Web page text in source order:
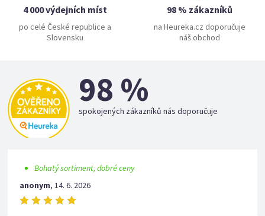
4 000 výdejních míst
po celé České republice a
Slovensku
98 % zákazníků
na Heureka.cz doporučuje
náš obchod
98 %
spokojených zákazníků nás doporučuje
Bohatý sortiment, dobré ceny
anonym,14. 6. 2026